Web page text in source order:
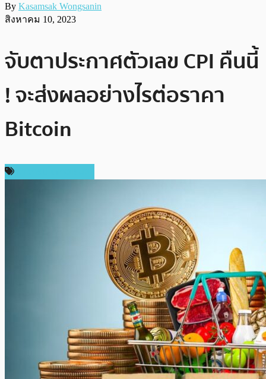
By Kasamsak Wongsanin
สิงหาคม 10, 2023
จับตาประกาศตัวเลข CPI คืนนี้
! จะส่งผลอย่างไรต่อราคา
Bitcoin